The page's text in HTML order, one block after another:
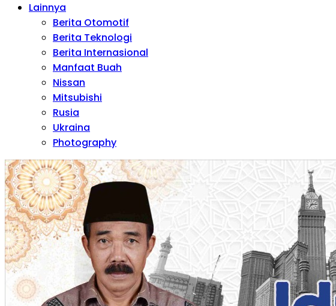
Lainnya
Berita Otomotif
Berita Teknologi
Berita Internasional
Manfaat Buah
Nissan
Mitsubishi
Rusia
Ukraina
Photography